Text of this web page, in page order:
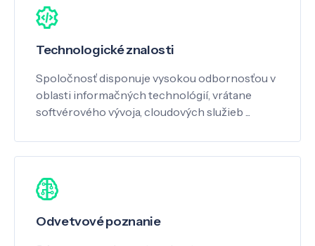
Technologické znalosti
Spoločnosť disponuje vysokou odbornosťou v
oblasti informačných technológií, vrátane
softvérového vývoja, cloudových služieb ...
Odvetvové poznanie